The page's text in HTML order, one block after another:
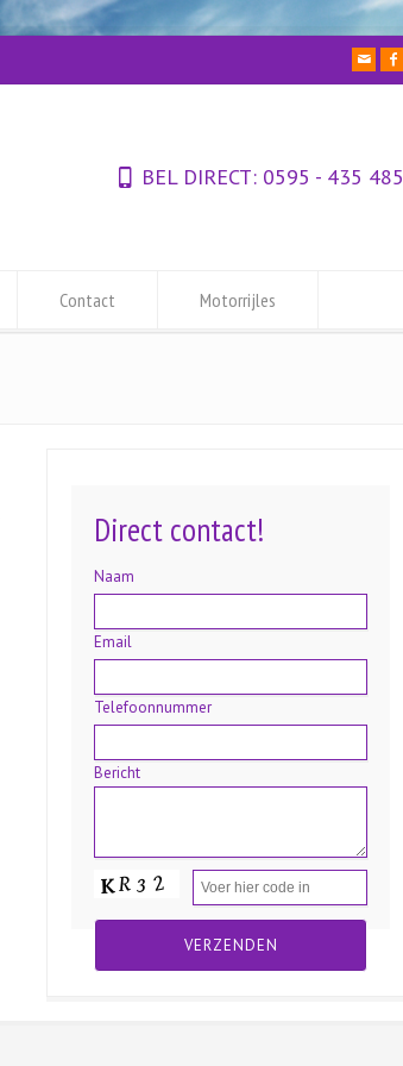
BEL DIRECT: 0595 - 435 485
Contact Motorrijles
Direct contact!
Naam
Email
Telefoonnummer
Bericht